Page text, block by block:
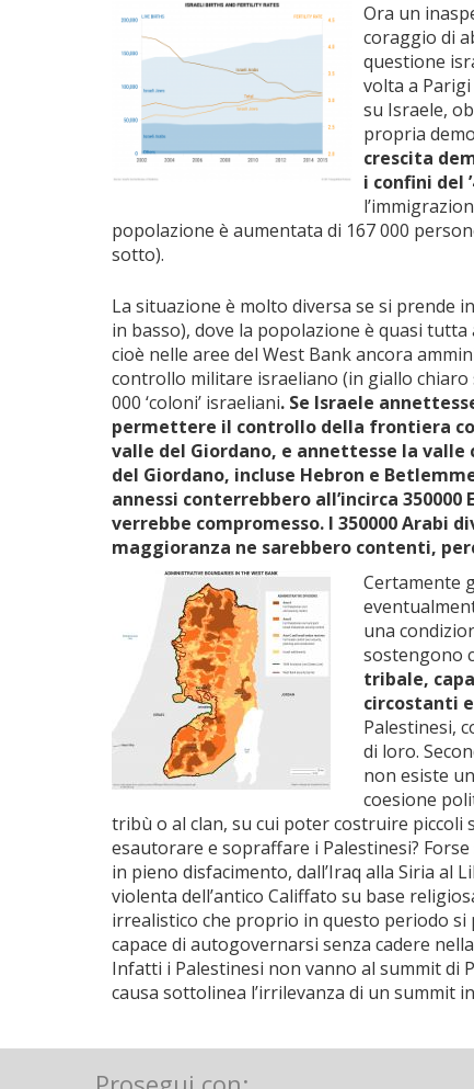
Ora un
coraggio di
questione
volta a
su Israele,
propria
crescita
i confini del
popolazione è aumentata di 167 000
sotto).
La situazione è molto diversa se si prende
in basso), dove la popolazione è quasi
cioè nelle aree del West Bank ancora
controllo militare israeliano (in giallo chiaro
000 ‘coloni’ israeliani. Se Israele
permettere il controllo della frontiera
valle del Giordano, e annettesse la valle
del Giordano, incluse Hebron e
annessi conterrebbero all’incirca
verrebbe compromesso. I 350000
maggioranza ne sarebbero contenti,
Certamente
una
sostengono
tribale,
circostanti
Palestinesi,
di loro.
non esiste
coesione
tribù o al clan, su cui poter costruire piccoli
esautorare e sopraffare i Palestinesi?
in pieno disfacimento, dall’Iraq alla Siria
violenta dell’antico Califfato su base
irrealistico che proprio in questo periodo
capace di autogovernarsi senza cadere
Infatti i Palestinesi non vanno al summit di
causa sottolinea l’irrilevanza di un summit